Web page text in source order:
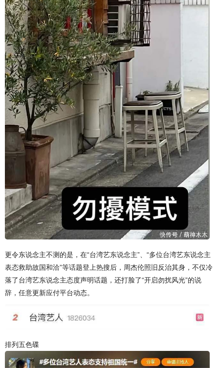
更令东说念主不测的是，在“台湾艺东说念主”、“多位台湾艺东说念主
表态救助故国和洽”等话题登上热搜后，周杰伦照旧反治其身，不仅冷
落了台湾艺东说念主态度声明话题，还打脸了“开启勿扰风光”的说
辞，任意更新应付平台动态。
排列五色碟